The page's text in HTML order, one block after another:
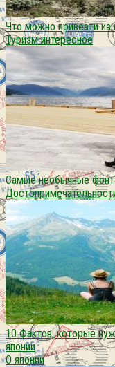
Что можно привезти из
Туризм интересное
Самые необычные
10 Фактов, которые
японии
О японии